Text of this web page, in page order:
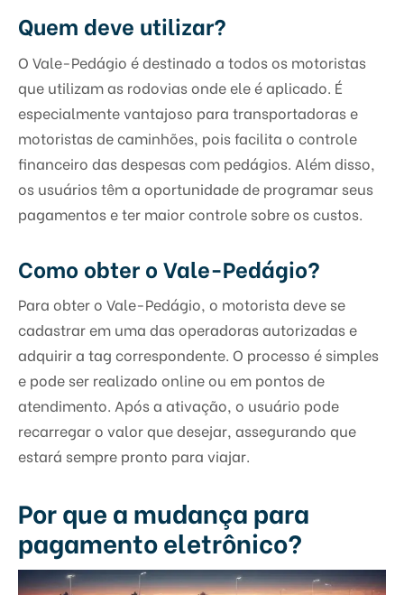
Quem deve utilizar?
O Vale-Pedágio é destinado a todos os motoristas
que utilizam as rodovias onde ele é aplicado. É
especialmente vantajoso para transportadoras e
motoristas de caminhões, pois facilita o controle
financeiro das despesas com pedágios. Além disso,
os usuários têm a oportunidade de programar seus
pagamentos e ter maior controle sobre os custos.
Como obter o Vale-Pedágio?
Para obter o Vale-Pedágio, o motorista deve se
cadastrar em uma das operadoras autorizadas e
adquirir a tag correspondente. O processo é simples
e pode ser realizado online ou em pontos de
atendimento. Após a ativação, o usuário pode
recarregar o valor que desejar, assegurando que
estará sempre pronto para viajar.
Por que a mudança para
pagamento eletrônico?